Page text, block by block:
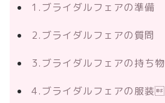
1.ブライダルフェアの準備
2.ブライダルフェアの質問
3.ブライダルフェアの持ち物
4.ブライダルフェアの服装